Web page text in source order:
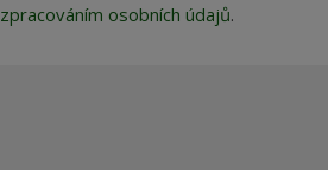
zpracováním osobních údajů.